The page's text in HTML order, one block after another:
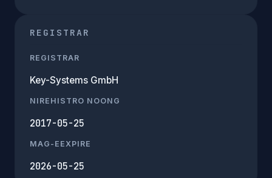
REGISTRAR
REGISTRAR
Key-Systems GmbH
NIREHISTRO NOONG
2017-05-25
MAG-EEXPIRE
2026-05-25